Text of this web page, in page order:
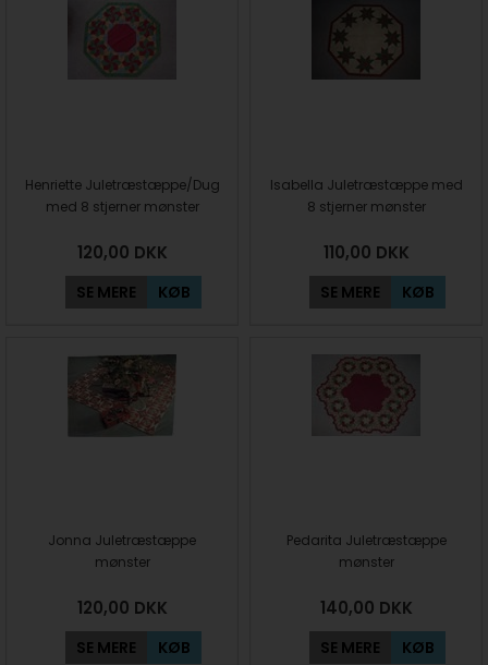
Henriette Juletræstæppe/Dug
med 8 stjerner mønster
120,00 DKK
SE MERE KØB
Isabella Juletræstæppe med
8 stjerner mønster
110,00 DKK
SE MERE KØB
Jonna Juletræstæppe
mønster
120,00 DKK
SE MERE KØB
Pedarita Juletræstæppe
mønster
140,00 DKK
SE MERE KØB